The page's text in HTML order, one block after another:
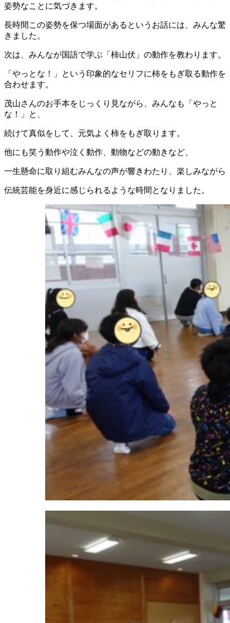
姿勢なことに気づきます。
長時間この姿勢を保つ場面があるというお話には、みんな驚
きました。
次は、みんなが国語で学ぶ「柿山伏」の動作を教わります。
「やっとな！」という印象的なセリフに柿をもぎ取る動作を
合わせます。
茂山さんのお手本をじっくり見ながら、みんなも「やっと
な！」と、
続けて真似をして、元気よく柿をもぎ取ります。
他にも笑う動作や泣く動作、動物などの動きなど、
一生懸命に取り組むみんなの声が響きわたり、楽しみながら
伝統芸能を身近に感じられるような時間となりました。